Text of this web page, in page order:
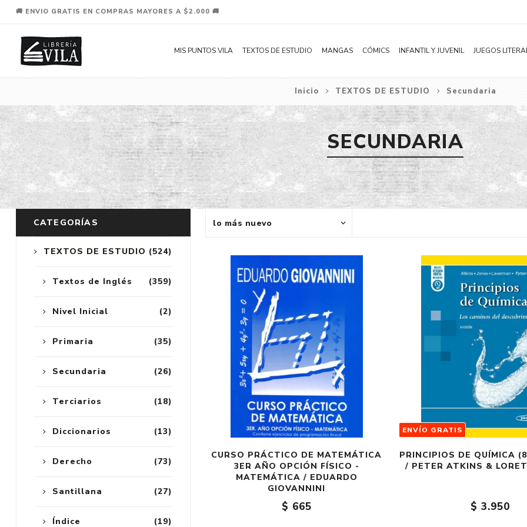
🚚 ENVIO GRATIS EN COMPRAS MAYORES A $2.000 🚚
MIS PUNTOS VILA TEXTOS DE ESTUDIO MANGAS
Novelas
Shonen
Shojo
Seinen
Josei
Yaoi / BL
Subcategoría
Acción
Aventura
Bélico
Ciencia ficción
Comedia
Distopía
Ecchi
Fantasía
Fantasía oscura
Gore
Ver todo
CÓMICS INFANTIL Y JUVENIL
Literatura Infantil
Literatura Juvenil
JUEGOS
Inicio TEXTOS DE ESTUDIO Secundaria
SECUNDARIA
CURSO PRÁCTICO DE MATEMÁTICA
3ER AÑO OPCIÓN FÍSICO -
MATEMÁTICA / EDUARDO
GIOVANNINI
$ 665
ENVÍO GRATIS
PRINCIPIOS DE QUÍMICA
/ PETER ATKINS &
$ 3.950
CATEGORÍAS
(524)
TEXTOS DE ESTUDIO
(359)
Textos de Inglés
(2)
Nivel Inicial
(35)
Primaria
(26)
Secundaria
(18)
Terciarios
(13)
Diccionarios
(73)
Derecho
(27)
Santillana
(19)
Índice